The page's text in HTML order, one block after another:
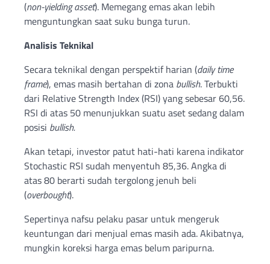
(non-yielding asset). Memegang emas akan lebih
menguntungkan saat suku bunga turun.
Analisis Teknikal
Secara teknikal dengan perspektif harian (daily time
frame), emas masih bertahan di zona bullish. Terbukti
dari Relative Strength Index (RSI) yang sebesar 60,56.
RSI di atas 50 menunjukkan suatu aset sedang dalam
posisi bullish.
Akan tetapi, investor patut hati-hati karena indikator
Stochastic RSI sudah menyentuh 85,36. Angka di
atas 80 berarti sudah tergolong jenuh beli
(overbought).
Sepertinya nafsu pelaku pasar untuk mengeruk
keuntungan dari menjual emas masih ada. Akibatnya,
mungkin koreksi harga emas belum paripurna.